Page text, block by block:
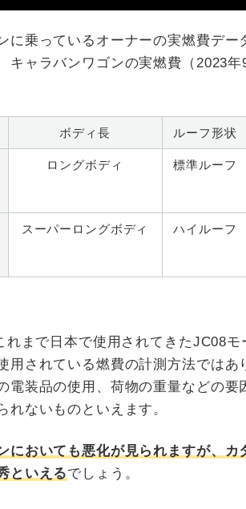
に乗っているオーナーの実燃費デー
キャラバンワゴンの実燃費（2023
ボディ長 ルーフ形状
ロングボディ 標準ルーフ
スーパーロングボディ ハイルーフ
れまで日本で使用されてきたJC08
用されている燃費の計測方法では
電装品の使用、荷物の重量などの
れないものといえます。
においても悪化が見られますが、
といえるでしょう。